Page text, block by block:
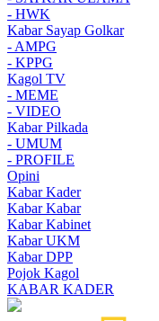
- HWK
Kabar Sayap Golkar
- AMPG
- KPPG
Kagol TV
- MEME
- VIDEO
Kabar Pilkada
- UMUM
- PROFILE
Opini
Kabar Kader
Kabar Kabar
Kabar Kabinet
Kabar UKM
Kabar DPP
Pojok Kagol
KABAR KADER